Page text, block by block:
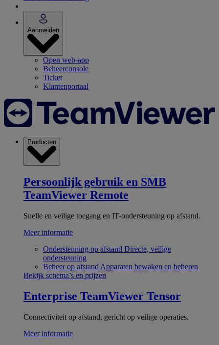
Aanmelden
Open web-app
Beheerconsole
Ticket
Klantenportaal
Producten
Persoonlijk gebruik en SMB
TeamViewer Remote
Snelle en veilige toegang en IT-ondersteuning op afstand.
Meer informatie
Ondersteuning op afstand Directe, veilige
ondersteuning
Beheer op afstand Apparaten bewaken en beheren
Bekijk schema’s en prijzen
Enterprise TeamViewer Tensor
Connectiviteit op afstand, gericht op veilige operaties.
Meer informatie